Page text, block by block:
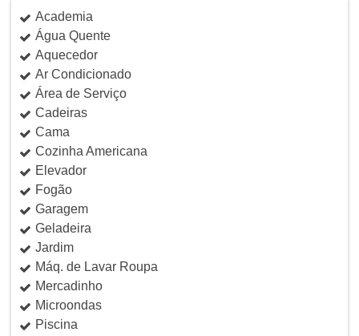
Academia
Água Quente
Aquecedor
Ar Condicionado
Área de Serviço
Cadeiras
Cama
Cozinha Americana
Elevador
Fogão
Garagem
Geladeira
Jardim
Máq. de Lavar Roupa
Mercadinho
Microondas
Piscina